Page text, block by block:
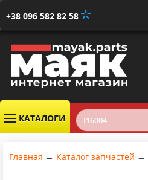
+38 096 582 82 58
КАТАЛОГИ
Главная → Каталог запчастей →